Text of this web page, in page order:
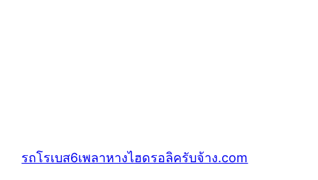
รถโรเบส6เพลาหางไฮดรอลิครับจ้าง.com